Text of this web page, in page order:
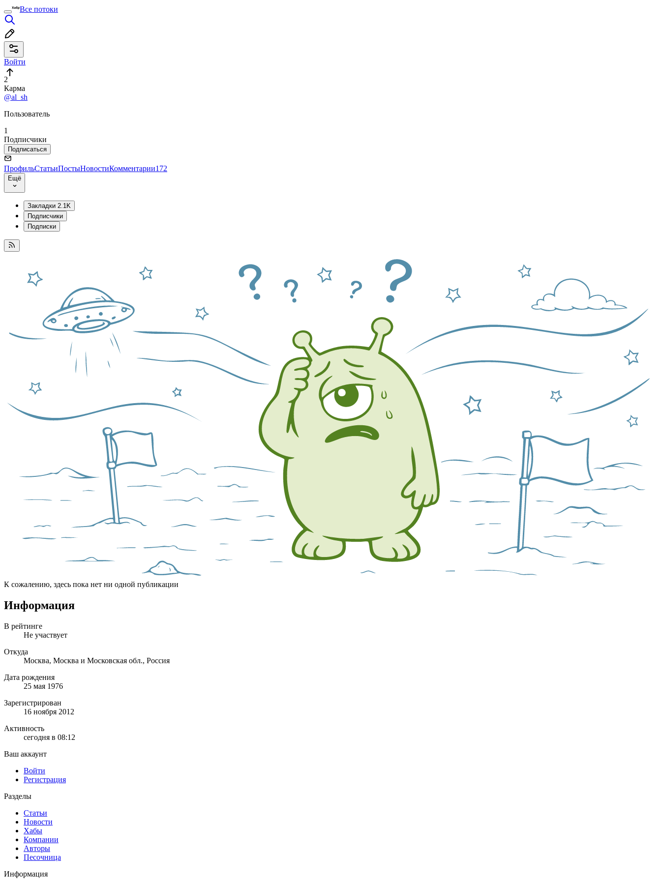
Все потоки
Войти
2
Карма
@al_sh
Пользователь
1
Подписчики
Подписаться
ПрофильСтатьиПостыНовостиКомментарии172
Ещё
Закладки 2.1K
Подписчики
Подписки
К сожалению, здесь пока нет ни одной публикации
Информация
В рейтинге
Не участвует
Откуда
Москва, Москва и Московская обл., Россия
Дата рождения
25 мая 1976
Зарегистрирован
16 ноября 2012
Активность
сегодня в 08:12
Ваш аккаунт
Войти
Регистрация
Разделы
Статьи
Новости
Хабы
Компании
Авторы
Песочница
Информация